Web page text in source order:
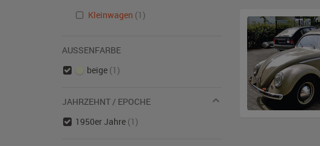
Kleinwagen (1)
AUSSENFARBE
beige (1)
JAHRZEHNT / EPOCHE
1950er Jahre (1)